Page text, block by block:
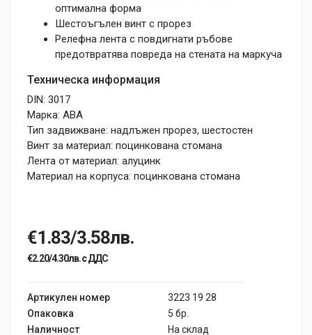
оптимална форма
Шестоъгълен винт с прорез
Релефна лента с повдигнати ръбове
предотвратява повреда на стената на маркуча
Техническа информация
DIN: 3017
Марка: ABA
Тип задвижване: надлъжен прорез, шестостен
Винт за материал: поцинкована стомана
Лента от материал: алуцинк
Материал на корпуса: поцинкована стомана
€1.83/3.58лв.
€2.20/4.30лв. с ДДС
Артикулен номер
3223 19 28
Опаковка
5 бр.
Наличност
На склад